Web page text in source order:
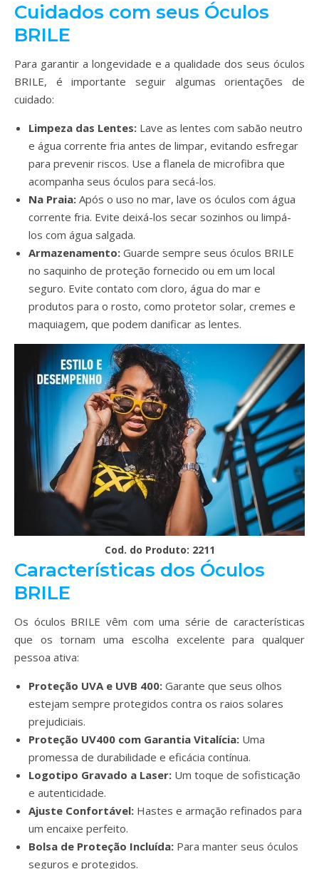
Cuidados com seus Óculos
BRILE
Para garantir a longevidade e a qualidade dos seus óculos
BRILE, é importante seguir algumas orientações de
cuidado:
Limpeza das Lentes: Lave as lentes com sabão neutro
e água corrente fria antes de limpar, evitando esfregar
para prevenir riscos. Use a flanela de microfibra que
acompanha seus óculos para secá-los.
Na Praia: Após o uso no mar, lave os óculos com água
corrente fria. Evite deixá-los secar sozinhos ou limpá-
los com água salgada.
Armazenamento: Guarde sempre seus óculos BRILE
no saquinho de proteção fornecido ou em um local
seguro. Evite contato com cloro, água do mar e
produtos para o rosto, como protetor solar, cremes e
maquiagem, que podem danificar as lentes.
Cod. do Produto: 2211
Características dos Óculos
BRILE
Os óculos BRILE vêm com uma série de características
que os tornam uma escolha excelente para qualquer
pessoa ativa:
Proteção UVA e UVB 400: Garante que seus olhos
estejam sempre protegidos contra os raios solares
prejudiciais.
Proteção UV400 com Garantia Vitalícia: Uma
promessa de durabilidade e eficácia contínua.
Logotipo Gravado a Laser: Um toque de sofisticação
e autenticidade.
Ajuste Confortável: Hastes e armação refinados para
um encaixe perfeito.
Bolsa de Proteção Incluída: Para manter seus óculos
seguros e protegidos.